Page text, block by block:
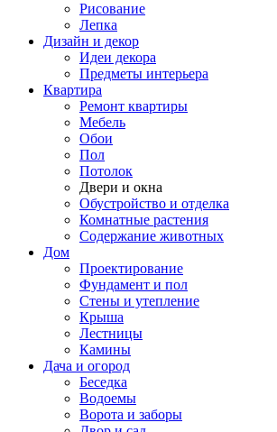
Рисование
Лепка
Дизайн и декор
Идеи декора
Предметы интерьера
Квартира
Ремонт квартиры
Мебель
Обои
Пол
Потолок
Двери и окна
Обустройство и отделка
Комнатные растения
Содержание животных
Дом
Проектирование
Фундамент и пол
Стены и утепление
Крыша
Лестницы
Камины
Дача и огород
Беседка
Водоемы
Ворота и заборы